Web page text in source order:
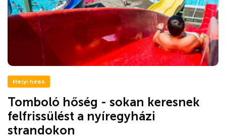
Helyi hírek
Tomboló hőség - sokan keresnek
felfrissülést a nyíregyházi
strandokon